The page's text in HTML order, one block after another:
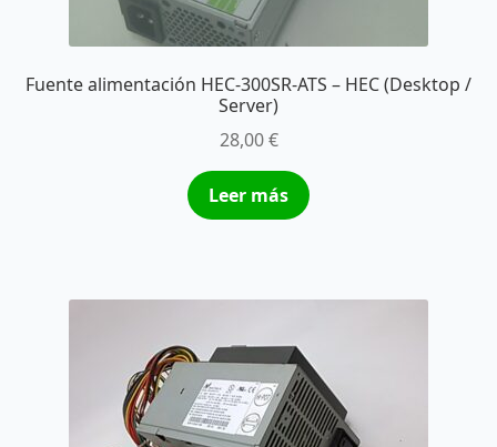
Fuente alimentación HEC-300SR-ATS – HEC (Desktop /
Server)
28,00€
Leer más